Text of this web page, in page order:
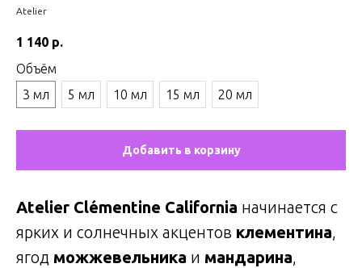
Atelier
1 140 р.
Объём
3 мл
5 мл 10 мл 15 мл 20 мл
Добавить в корзину
Atelier Clémentine California начинается с
ярких и солнечных акцентов клементина,
ягод можжевельника и мандарина,